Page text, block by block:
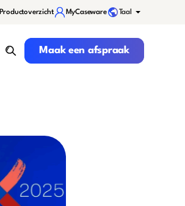
Productoverzicht MyCaseware Taal
search
Maak een afspraak
Maak een afspraak